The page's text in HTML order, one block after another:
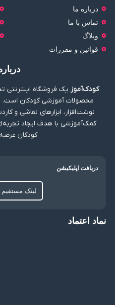
درباره ما
تماس با ما
وبلاگ
قوانین و مقررات
کودک‌آموز یک فروشگاه اینترنتی
محصولات آموزشی کودکان است.
نوشت‌افزار، ابزارهای نقاشی و
کمک‌آموزشی با هدف ایجاد
کودکان
دریافت اپلیکیشن
لینک مستقیم
نماد اعتماد